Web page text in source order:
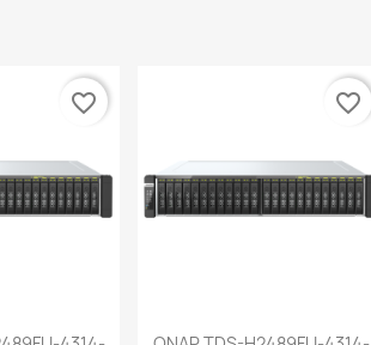
rápida
favorite_border
Vista rápida
favorite_border